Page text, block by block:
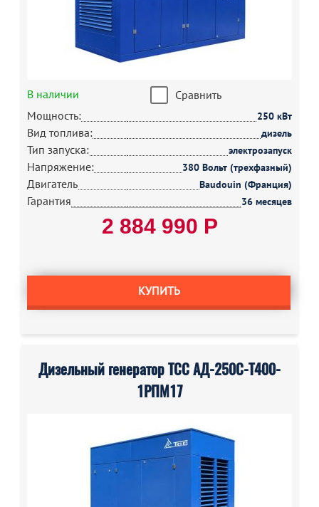
В наличии
Сравнить
Мощность:
250 кВт
Вид топлива: дизель
Тип запуска: электрозапуск
Напряжение: 380 Вольт (трехфазный)
Двигатель Baudouin (Франция)
Гарантия 36 месяцев
2 884 990 Р
КУПИТЬ
Дизельный генератор ТСС АД-250С-Т400-
1РПМ17